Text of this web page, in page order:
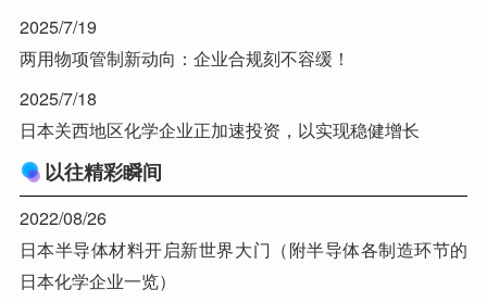
2025/7/19
两用物项管制新动向：企业合规刻不容缓！
2025/7/18
日本关西地区化学企业正加速投资，以实现稳健增长
以往精彩瞬间
2022/08/26
日本半导体材料开启新世界大门（附半导体各制造环节的
日本化学企业一览）